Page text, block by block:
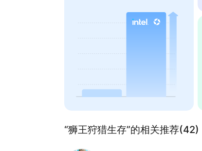
“狮王狩猎生存”的相关推荐(42)